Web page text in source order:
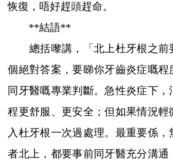
恢復，唔好趕頭趕命。
**結語**
總括嚟講，「北上杜牙根之前
個絕對答案，要睇你牙齒炎症嘅程
同牙醫嘅專業判斷。急性炎症下，
程更舒服、更安全；但如果情況輕
入杜牙根一次過處理。最重要係
者北上，都要事前同牙醫充分溝通